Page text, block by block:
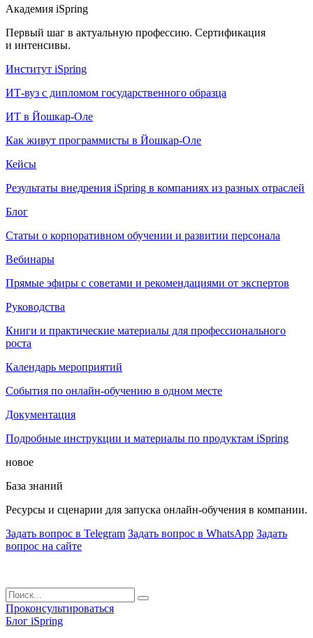
Академия iSpring
Первый шаг в актуальную профессию. Сертификация
и интенсивы.
Институт iSpring
ИТ-вуз с дипломом государственного образца
ИТ в Йошкар-Оле
Как живут программисты в Йошкар‑Оле
Кейсы
Результаты внедрения iSpring в компаниях из разных отраслей
Блог
Статьи о корпоративном обучении и развитии персонала
Вебинары
Прямые эфиры с советами и рекомендациями от экспертов
Руководства
Книги и практические материалы для профессионального
роста
Календарь мероприятий
События по онлайн-обучению в одном месте
Документация
Подробные инструкции и материалы по продуктам iSpring
новое
База знаний
Ресурсы и сценарии для запуска онлайн-обучения в компании.
Задать вопрос в Telegram Задать вопрос в WhatsApp Задать
вопрос на сайте
Проконсультироваться
Блог iSpring